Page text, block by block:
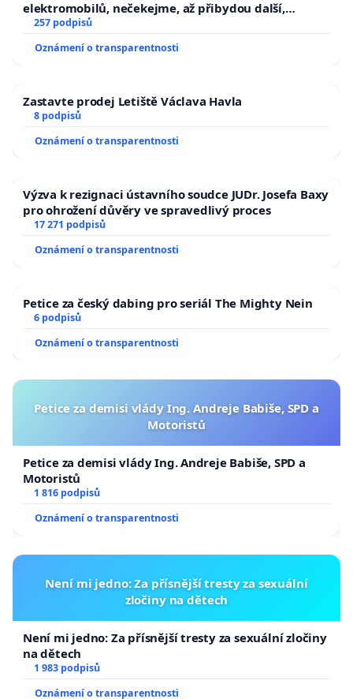
elektromobilů, nečekejme, až přibydou další,
zaveďme slyšitelná auta!
257 podpisů
Oznámení o transparentnosti
Zastavte prodej Letiště Václava Havla
8 podpisů
Oznámení o transparentnosti
Výzva k rezignaci ústavního soudce JUDr. Josefa Baxy
pro ohrožení důvěry ve spravedlivý proces
17 271 podpisů
Oznámení o transparentnosti
Petice za český dabing pro seriál The Mighty Nein
6 podpisů
Oznámení o transparentnosti
Petice za demisi vlády Ing. Andreje Babiše, SPD a
Motoristů
Petice za demisi vlády Ing. Andreje Babiše, SPD a
Motoristů
1 816 podpisů
Oznámení o transparentnosti
Není mi jedno: Za přísnější tresty za sexuální
zločiny na dětech
Není mi jedno: Za přísnější tresty za sexuální zločiny
na dětech
1 983 podpisů
Oznámení o transparentnosti